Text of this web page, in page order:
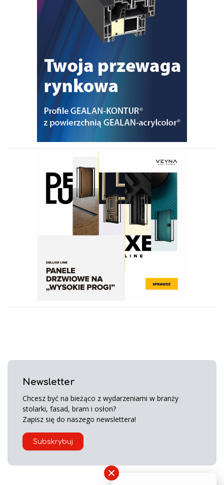
Newsletter
Chcesz być na bieżąco z wydarzeniami w branży
stolarki, fasad, bram i osłon?
Zapisz się do naszego newslettera!
Subskrybuj
×